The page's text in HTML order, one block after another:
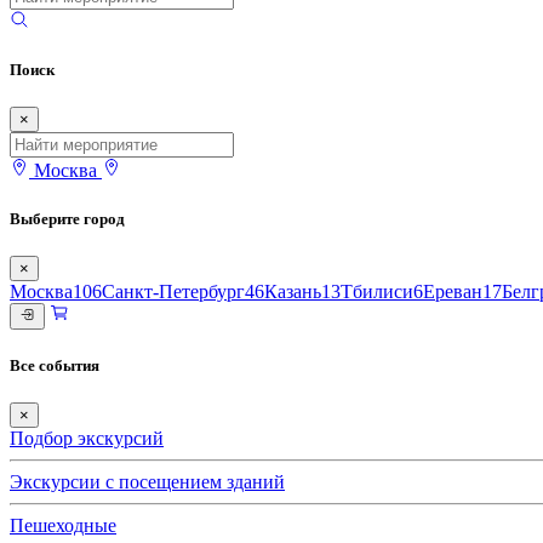
Поиск
×
Москва
Выберите город
×
Москва106Санкт-Петербург46Казань13Тбилиси6Ереван17
Все события
×
Подбор экскурсий
Экскурсии с посещением зданий
Пешеходные